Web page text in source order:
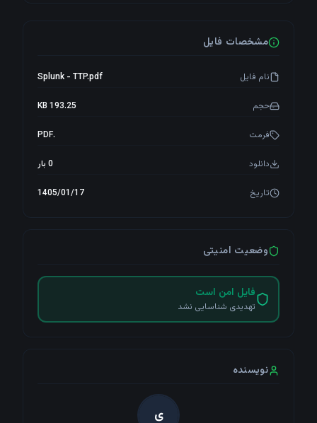
سرویس‌ها
مشخصات فایل
نام فایل Splunk - TTP.pdf
حجم 193.25 KB
فرمت .PDF
دانلود 0 بار
تاریخ 1405/01/17
وضعیت امنیتی
فایل امن است
تهدیدی شناسایی نشد
نویسنده
ی